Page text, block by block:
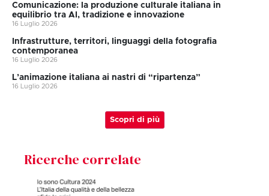
Comunicazione: la produzione culturale italiana in
equilibrio tra AI, tradizione e innovazione
16 Luglio 2026
Infrastrutture, territori, linguaggi della fotografia
contemporanea
16 Luglio 2026
L’animazione italiana ai nastri di “ripartenza”
16 Luglio 2026
Scopri di più
Ricerche correlate